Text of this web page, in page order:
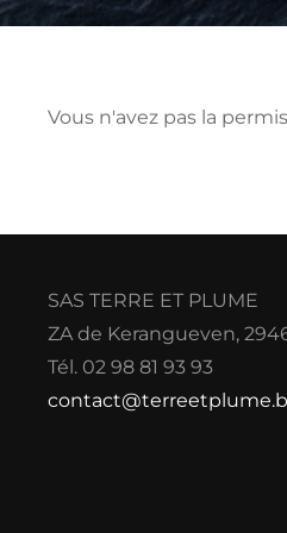
Vous n'avez pas la
SAS TERRE ET PLUME
ZA de Kerangueven,
Tél. 02 98 81 93 93